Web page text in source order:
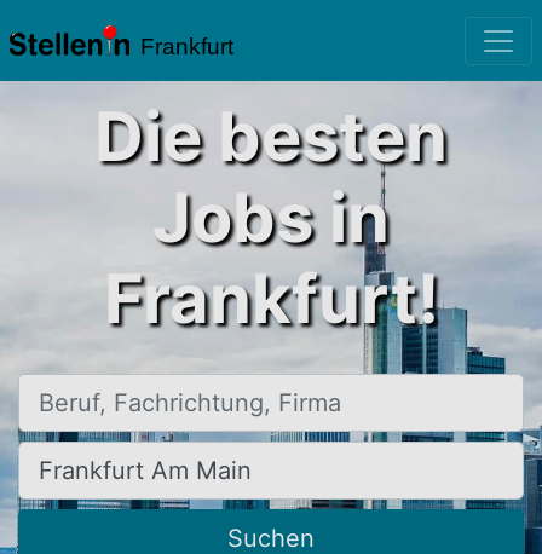
Frankfurt
Die besten
Jobs in
Frankfurt!
Beruf, Fachrichtung, Firma
Ort, Stadt
Suchen